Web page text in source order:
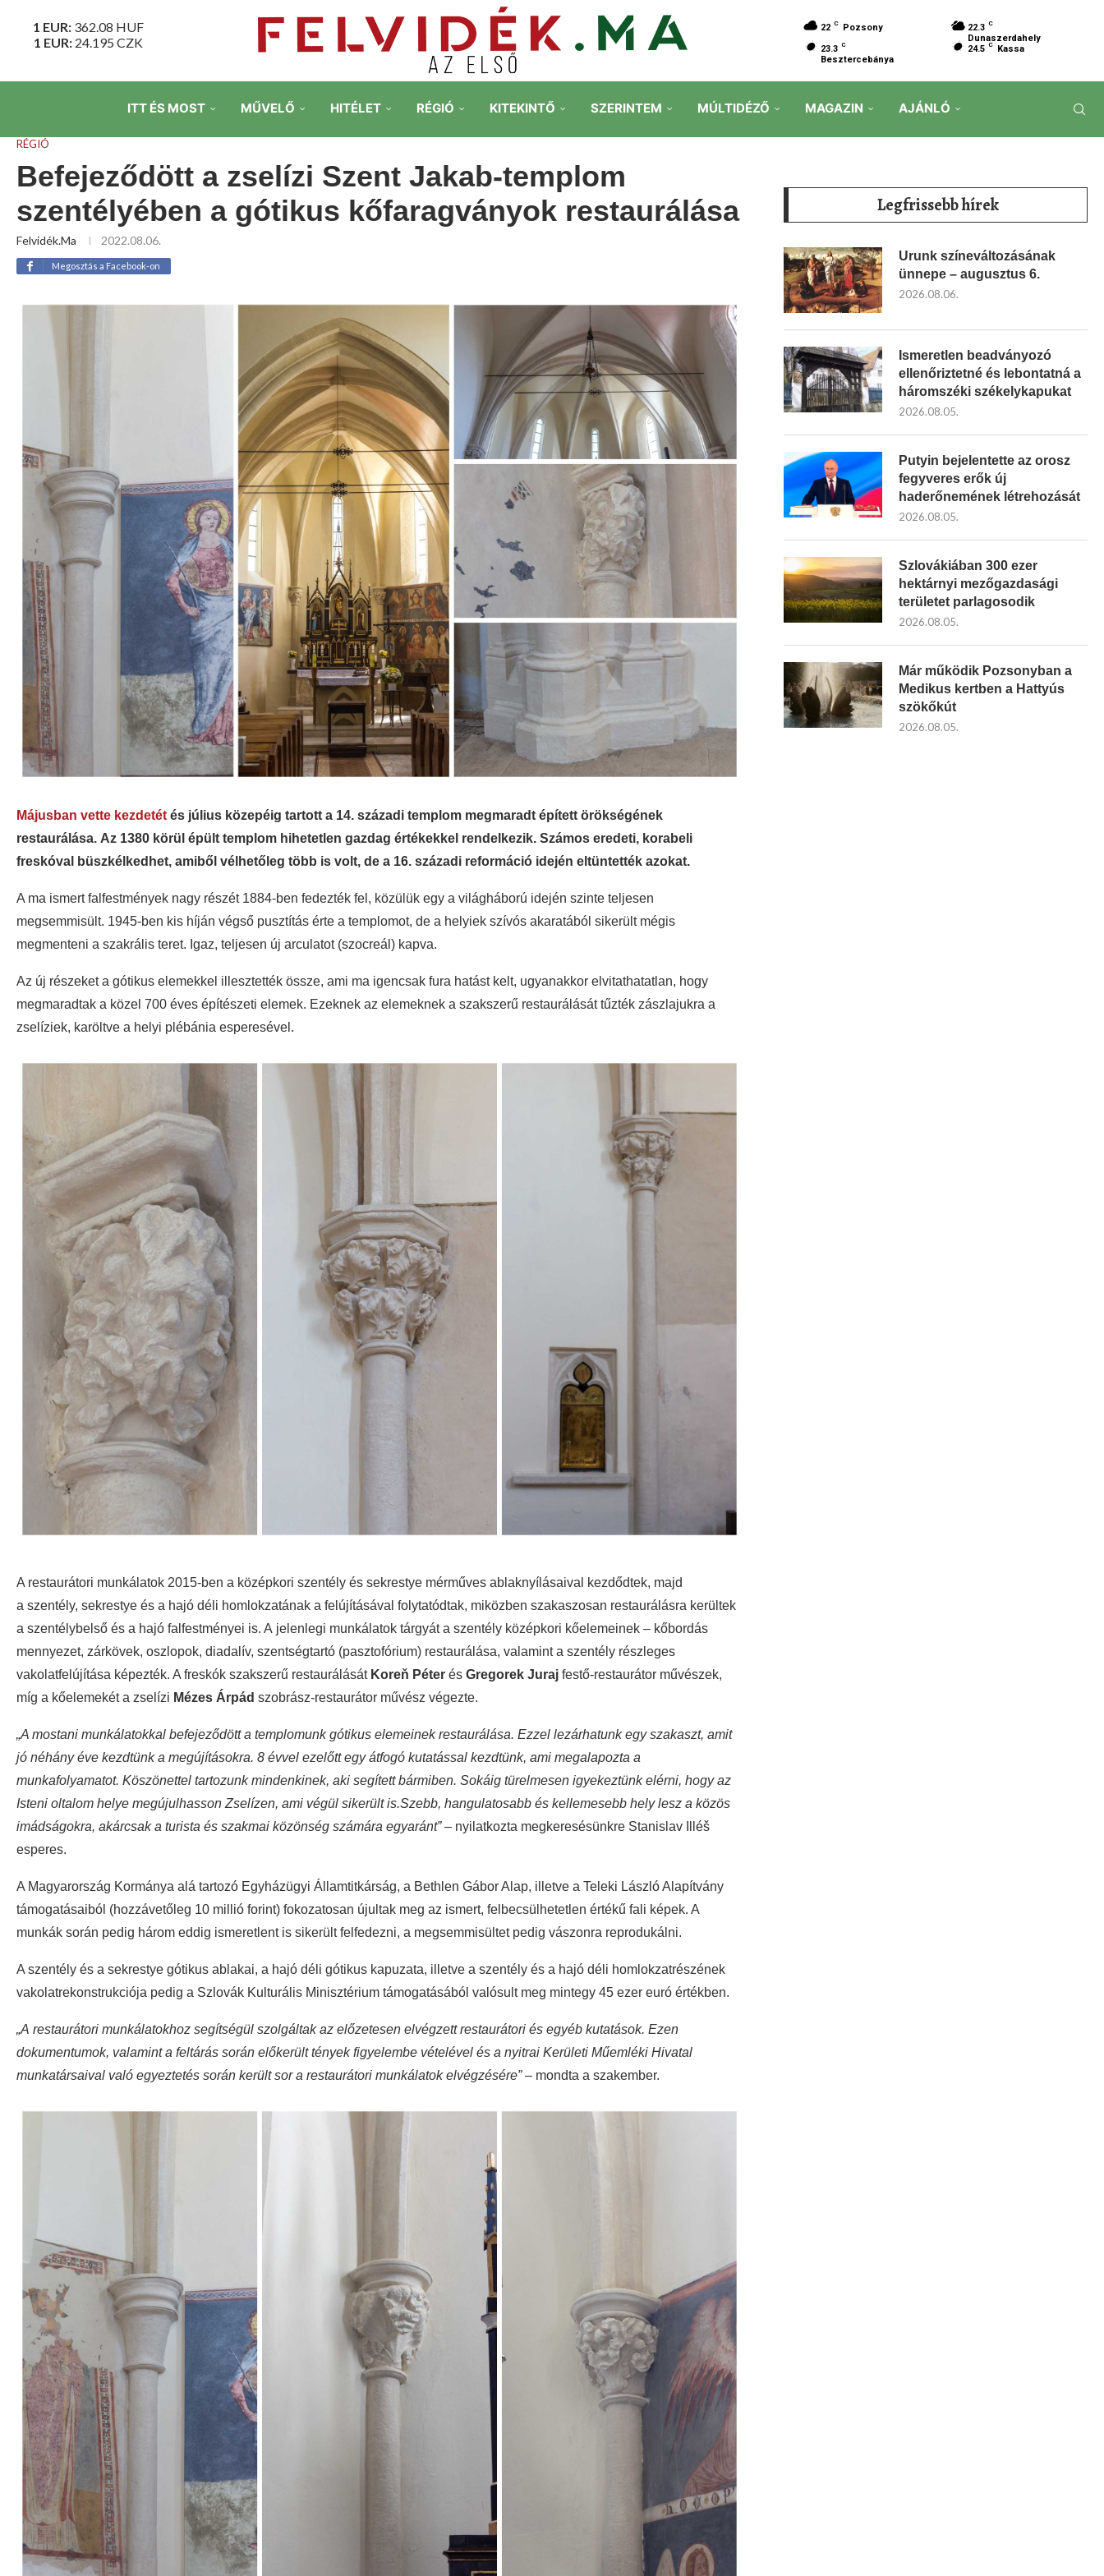
1 EUR: 362.08 HUF
1 EUR: 24.195 CZK
22 C Pozsony 22.3 C
Dunaszerdahely
23.3 C
Besztercebánya
24.5 C Kassa
ITT ÉS MOST MŰVELŐ HITÉLET RÉGIÓ KITEKINTŐ SZERINTEM MÚLTIDÉZŐ MAGAZIN AJÁNLÓ
RÉGIÓ
Befejeződött a zselízi Szent Jakab-templom
szentélyében a gótikus kőfaragványok restaurálása
Felvidék.ma 2022.08.06.
Megosztás a Facebook-on
Májusban vette kezdetét és július közepéig tartott a 14. századi templom megmaradt épített örökségének
restaurálása. Az 1380 körül épült templom hihetetlen gazdag értékekkel rendelkezik. Számos eredeti, korabeli
freskóval büszkélkedhet, amiből vélhetőleg több is volt, de a 16. századi reformáció idején eltüntették azokat.
A ma ismert falfestmények nagy részét 1884-ben fedezték fel, közülük egy a világháború idején szinte teljesen
megsemmisült. 1945-ben kis híján végső pusztítás érte a templomot, de a helyiek szívós akaratából sikerült mégis
megmenteni a szakrális teret. Igaz, teljesen új arculatot (szocreál) kapva.
Az új részeket a gótikus elemekkel illesztették össze, ami ma igencsak fura hatást kelt, ugyanakkor elvitathatatlan, hogy
megmaradtak a közel 700 éves építészeti elemek. Ezeknek az elemeknek a szakszerű restaurálását tűzték zászlajukra a
zselíziek, karöltve a helyi plébánia esperesével.
A restaurátori munkálatok 2015-ben a középkori szentély és sekrestye mérműves ablaknyílásaival kezdődtek, majd
a szentély, sekrestye és a hajó déli homlokzatának a felújításával folytatódtak, miközben szakaszosan restaurálásra kerültek
a szentélybelső és a hajó falfestményei is. A jelenlegi munkálatok tárgyát a szentély középkori kőelemeinek – kőbordás
mennyezet, zárkövek, oszlopok, diadalív, szentségtartó (pasztofórium) restaurálása, valamint a szentély részleges
vakolatfelújítása képezték. A freskók szakszerű restaurálását Koreň Péter és Gregorek Juraj festő-restaurátor művészek,
míg a kőelemekét a zselízi Mézes Árpád szobrász-restaurátor művész végezte.
„A mostani munkálatokkal befejeződött a templomunk gótikus elemeinek restaurálása. Ezzel lezárhatunk egy szakaszt, amit
jó néhány éve kezdtünk a megújításokra. 8 évvel ezelőtt egy átfogó kutatással kezdtünk, ami megalapozta a
munkafolyamatot. Köszönettel tartozunk mindenkinek, aki segített bármiben. Sokáig türelmesen igyekeztünk elérni, hogy az
Isteni oltalom helye megújulhasson Zselízen, ami végül sikerült is.Szebb, hangulatosabb és kellemesebb hely lesz a közös
imádságokra, akárcsak a turista és szakmai közönség számára egyaránt”– nyilatkozta megkeresésünkre Stanislav Illéš
esperes.
A Magyarország Kormánya alá tartozó Egyházügyi Államtitkárság, a Bethlen Gábor Alap, illetve a Teleki László Alapítvány
támogatásaiból (hozzávetőleg 10 millió forint) fokozatosan újultak meg az ismert, felbecsülhetetlen értékű fali képek. A
munkák során pedig három eddig ismeretlent is sikerült felfedezni, a megsemmisültet pedig vászonra reprodukálni.
A szentély és a sekrestye gótikus ablakai, a hajó déli gótikus kapuzata, illetve a szentély és a hajó déli homlokzatrészének
vakolatrekonstrukciója pedig a Szlovák Kulturális Minisztérium támogatásából valósult meg mintegy 45 ezer euró értékben.
„A restaurátori munkálatokhoz segítségül szolgáltak az előzetesen elvégzett restaurátori és egyéb kutatások. Ezen
dokumentumok, valamint a feltárás során előkerült tények figyelembe vételével és a nyitrai Kerületi Műemléki Hivatal
munkatársaival való egyeztetés során került sor a restaurátori munkálatok elvégzésére”– mondta a szakember.
Legfrissebb hírek
Urunk színeváltozásának
ünnepe – augusztus 6.
2026.08.06.
Ismeretlen beadványozó
ellenőriztetné és lebontatná a
háromszéki székelykapukat
2026.08.05.
Putyin bejelentette az orosz
fegyveres erők új
haderőnemének létrehozását
2026.08.05.
Szlovákiában 300 ezer
hektárnyi mezőgazdasági
területet parlagosodik
2026.08.05.
Már működik Pozsonyban a
Medikus kertben a Hattyús
szökőkút
2026.08.05.